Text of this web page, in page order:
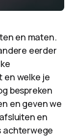
en maten.
eerder
en welke je
bespreken
en geven we
en
achterwege